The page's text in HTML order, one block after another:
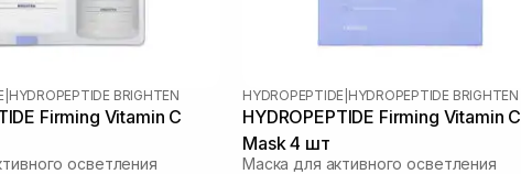
HYDROPEPTIDE BRIGHTEN
Firming Vitamin C
осветления
HYDROPEPTIDE HYDROPEPTIDE BRIGHTEN
HYDROPEPTIDE Firming Vitamin C
Mask 4 шт
Маска для активного осветления